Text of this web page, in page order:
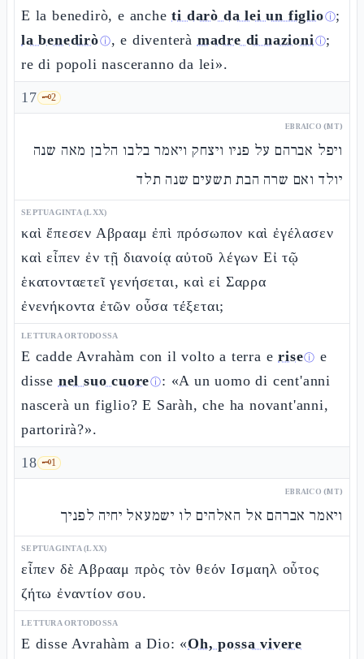
E la benedirò, e ancheti darò da lei un figlioⓘ;
la benediròⓘ, e diventerà madre di nazioniⓘ;
re di popoli nasceranno da lei».
17 🗝️2
EBRAICO (MT)
ויפל אברהם על פניו ויצחק ויאמר בלבו הלבן מאה שנה
יולד ואם שרה הבת תשעים שנה תלד
SEPTUAGINTA (LXX)
καὶ ἔπεσεν Αβρααμ ἐπὶ πρόσωπον καὶ ἐγέλασεν
καὶ εἶπεν ἐν τῇ διανοίᾳ αὐτοῦ λέγων Εἰ τῷ
ἑκατονταετεῖ γενήσεται, καὶ εἰ Σαρρα
ἐνενήκοντα ἐτῶν οὖσα τέξεται;
LETTURA ORTODOSSA
E cadde Avrahàm con il volto a terra eriseⓘ e
disse nel suo cuoreⓘ: «A un uomo di cent'anni
nascerà un figlio? E Saràh, che ha novant'anni,
partorirà?».
18 🗝️1
EBRAICO (MT)
ויאמר אברהם אל האלהים לו ישמעאל יחיה לפניך
SEPTUAGINTA (LXX)
εἶπεν δὲ Αβρααμ πρὸς τὸν θεόν Ισμαηλ οὗτος
ζήτω ἐναντίον σου.
LETTURA ORTODOSSA
E disse Avrahàm a Dio: «Oh, possa vivere